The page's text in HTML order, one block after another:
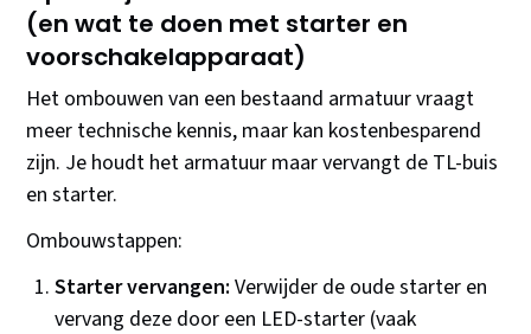
(en wat te doen met starter en
voorschakelapparaat)
Het ombouwen van een bestaand armatuur vraagt
meer technische kennis, maar kan kostenbesparend
zijn. Je houdt het armatuur maar vervangt de TL-buis
en starter.
Ombouwstappen:
Starter vervangen: Verwijder de oude starter en
vervang deze door een LED-starter (vaak